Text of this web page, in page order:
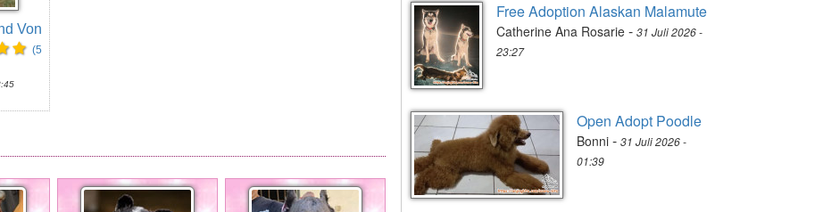
Von
(5
Free Adoption Alaskan Malamute
Catherine Ana Rosarie - 31 Juli 2026 -
23:27
Open Adopt Poodle
Bonni - 31 Juli 2026 -
01:39